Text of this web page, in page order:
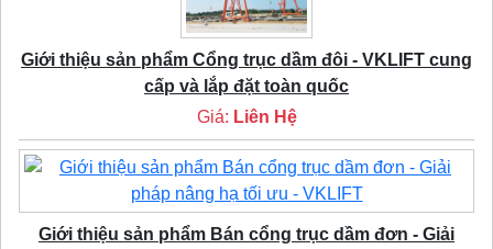
Giới thiệu sản phẩm Cổng trục dầm đôi - VKLIFT cung
cấp và lắp đặt toàn quốc
Giá: Liên Hệ
Giới thiệu sản phẩm Bán cổng trục dầm đơn - Giải